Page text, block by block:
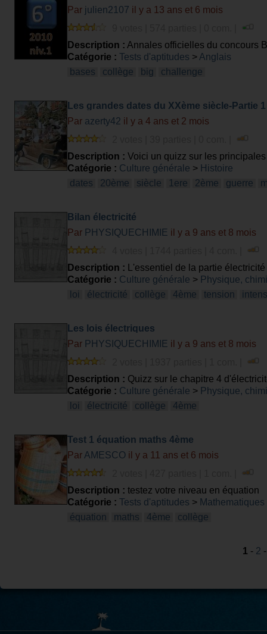
Par julien2107 il y a 13 ans et 6 mois
Description : Annales officielles du concours
Catégorie : Tests d'aptitudes > Anglais
bases
collège big challenge
Les grandes dates du XXème siècle-Partie 1
Par azerty42 il y a 4 ans et 2 mois
Description : Voici un quizz sur les
Catégorie : Culture générale > Histoire
dates
20ème siècle 1ere 2ème guerre
Bilan électricité
Par PHYSIQUECHIMIE il y a 9 ans et 8 mois
Description : L'essentiel de la partie
Catégorie : Culture générale > Physique,
loi
électricité collège 4ème tension
Les lois électriques
Par PHYSIQUECHIMIE il y a 9 ans et 8 mois
Description : Quizz sur le chapitre 4
Catégorie : Culture générale > Physique,
loi
électricité collège 4ème
Test 1 équation maths 4ème
Par AMESCO il y a 11 ans et 6 mois
Description : testez votre niveau en équation
Catégorie : Tests d'aptitudes > Mathematiques
équation
maths 4ème collège
1 - 2